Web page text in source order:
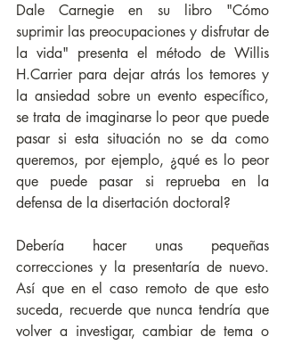
Dale Carnegie en su libro "Cómo
suprimir las preocupaciones y disfrutar de
la vida" presenta el método de Willis
H.Carrier para dejar atrás los temores y
la ansiedad sobre un evento específico,
se trata de imaginarse lo peor que puede
pasar si esta situación no se da como
queremos, por ejemplo, ¿qué es lo peor
que puede pasar si reprueba en la
defensa de la disertación doctoral?
Debería hacer unas pequeñas
correcciones y la presentaría de nuevo.
Así que en el caso remoto de que esto
suceda, recuerde que nunca tendría que
volver a investigar, cambiar de tema o